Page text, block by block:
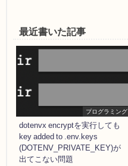
最近書いた記事
プログラミング
dotenvx encryptを実行しても
key added to .env.keys
(DOTENV_PRIVATE_KEY)が
出てこない問題